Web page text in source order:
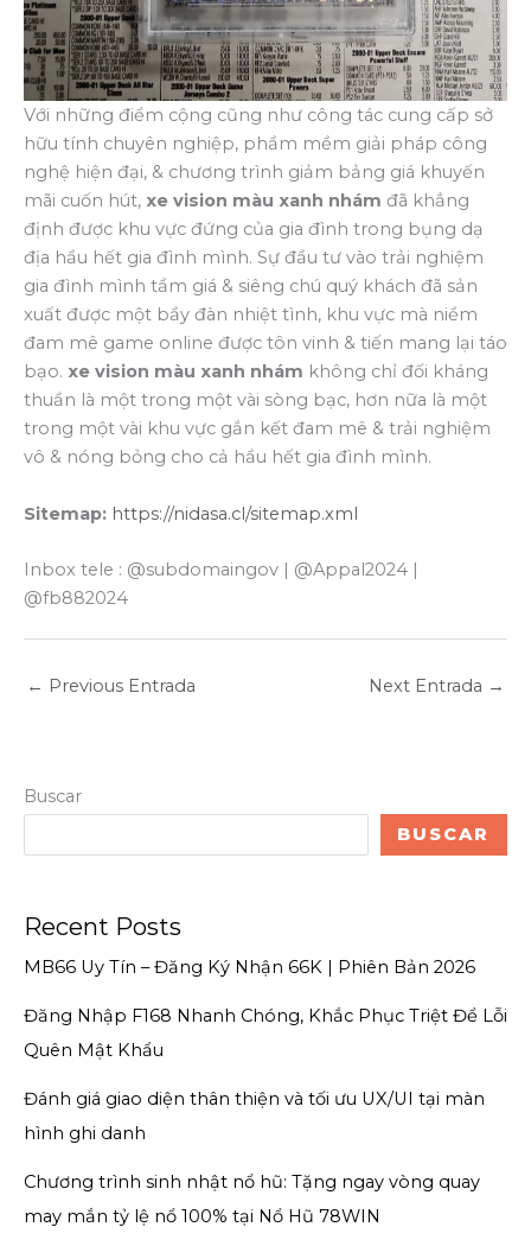
Với những điểm cộng cũng như công tác cung cấp sở
hữu tính chuyên nghiệp, phầm mềm giải pháp công
nghệ hiện đại, & chương trình giảm bảng giá khuyến
mãi cuốn hút, xe vision màu xanh nhám đã khẳng
định được khu vực đứng của gia đình trong bụng dạ
địa hầu hết gia đình mình. Sự đầu tư vào trải nghiệm
gia đình mình tầm giá & siêng chú quý khách đã sản
xuất được một bầy đàn nhiệt tình, khu vực mà niềm
đam mê game online được tôn vinh & tiến mang lại táo
bạo. xe vision màu xanh nhám không chỉ đối kháng
thuần là một trong một vài sòng bạc, hơn nữa là một
trong một vài khu vực gắn kết đam mê & trải nghiệm
vô & nóng bỏng cho cả hầu hết gia đình mình.
Sitemap: https://nidasa.cl/sitemap.xml
Inbox tele : @subdomaingov | @Appal2024 |
@fb882024
← Previous Entrada Next Entrada →
Buscar
BUSCAR
Recent Posts
MB66 Uy Tín – Đăng Ký Nhận 66K | Phiên Bản 2026
Đăng Nhập F168 Nhanh Chóng, Khắc Phục Triệt Để Lỗi
Quên Mật Khẩu
Đánh giá giao diện thân thiện và tối ưu UX/UI tại màn
hình ghi danh
Chương trình sinh nhật nổ hũ: Tặng ngay vòng quay
may mắn tỷ lệ nổ 100% tại Nổ Hũ 78WIN